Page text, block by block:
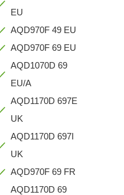
EU
AQD970F 49 EU
AQD970F 69 EU
AQD1070D 69
EU/A
AQD1170D 697E
UK
AQD1170D 697I
UK
AQD970F 69 FR
AQD1170D 69